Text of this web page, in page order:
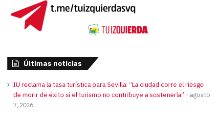
Últimas noticias
IU reclama la tasa turística para Sevilla: “La ciudad corre el riesgo
de morir de éxito si el turismo no contribuye a sostenerla”
agosto
7, 2026